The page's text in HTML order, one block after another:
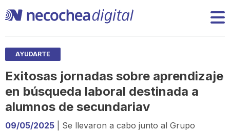
AYUDARTE
Exitosas jornadas sobre aprendizaje
en búsqueda laboral destinada a
alumnos de secundariav
09/05/2025 | Se llevaron a cabo junto al Grupo